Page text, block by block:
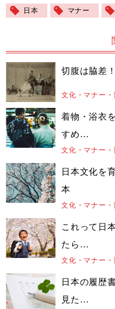
日本 マナー
切腹は脇差
文化・マナー・
着物・浴衣
すめ…
文化・マナー・
日本文化を
本
文化・マナー・
これって日
たら…
文化・マナー・
日本の履歴
見た…